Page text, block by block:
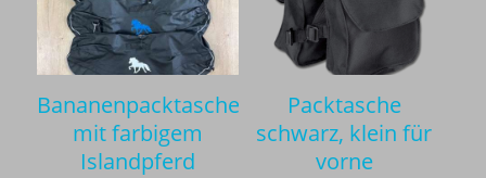
Bananenpacktasche
mit farbigem
Islandpferd
Packtasche
schwarz, klein für
vorne